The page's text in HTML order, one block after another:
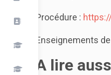
Procédure :
Enseignements
A lire